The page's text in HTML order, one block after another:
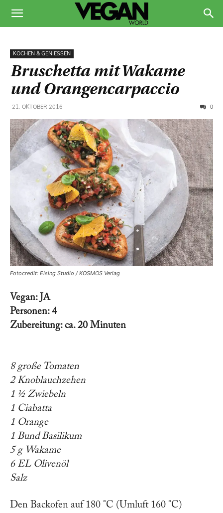
KOCHEN & GENIESSEN
Bruschetta mit Wakame
und Orangencarpaccio
21. OKTOBER 2016 0
Fotocredit: Eising Studio / KOSMOS Verlag
Vegan: JA
Personen: 4
Zubereitung: ca. 20 Minuten
8 große Tomaten
2 Knoblauchzehen
1 ½ Zwiebeln
1 Ciabatta
1 Orange
1 Bund Basilikum
5 g Wakame
6 EL Olivenöl
Salz
Den Backofen auf 180 °C (Umluft 160 °C)